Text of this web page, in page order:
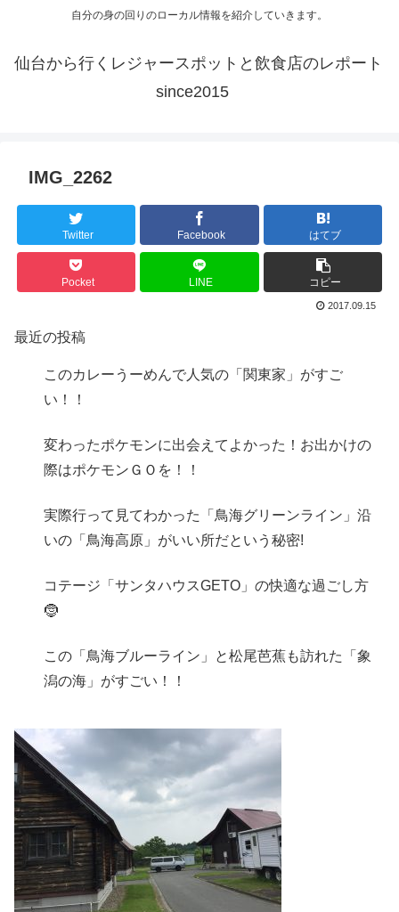
自分の身の回りのローカル情報を紹介していきます。
仙台から行くレジャースポットと飲食店のレポート
since2015
IMG_2262
Twitter Facebook はてブ
Pocket LINE コピー
2017.09.15
最近の投稿
このカレーうーめんで人気の「関東家」がすご
い！！
変わったポケモンに出会えてよかった！お出かけの
際はポケモンＧＯを！！
実際行って見てわかった「鳥海グリーンライン」沿
いの「鳥海高原」がいい所だという秘密!
コテージ「サンタハウスGETO」の快適な過ごし方
🤶
この「鳥海ブルーライン」と松尾芭蕉も訪れた「象
潟の海」がすごい！！